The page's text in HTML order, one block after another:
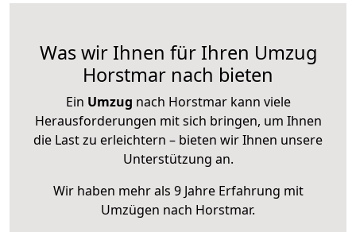
Was wir Ihnen für Ihren Umzug
Horstmar nach bieten
Ein Umzug nach Horstmar kann viele
Herausforderungen mit sich bringen, um Ihnen
die Last zu erleichtern – bieten wir Ihnen unsere
Unterstützung an.
Wir haben mehr als 9 Jahre Erfahrung mit
Umzügen nach Horstmar.